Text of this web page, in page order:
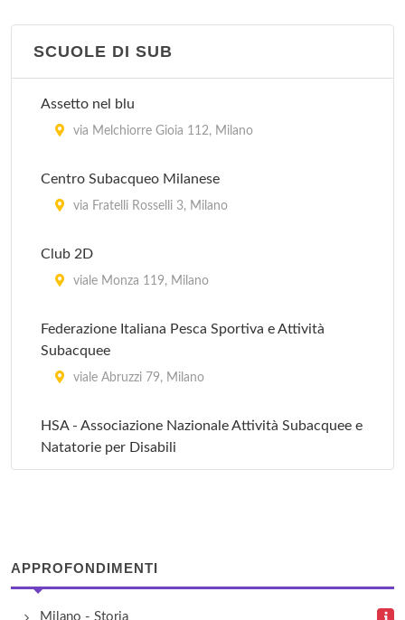
Club della Vela Mare Aperto
SCUOLE DI SUB
Assetto nel blu
via Melchiorre Gioia 112, Milano
Centro Subacqueo Milanese
via Fratelli Rosselli 3, Milano
Club 2D
viale Monza 119, Milano
Federazione Italiana Pesca Sportiva e Attività
Subacquee
viale Abruzzi 79, Milano
HSA - Associazione Nazionale Attività Subacquee e
Natatorie per Disabili
APPROFONDIMENTI
Milano - Storia